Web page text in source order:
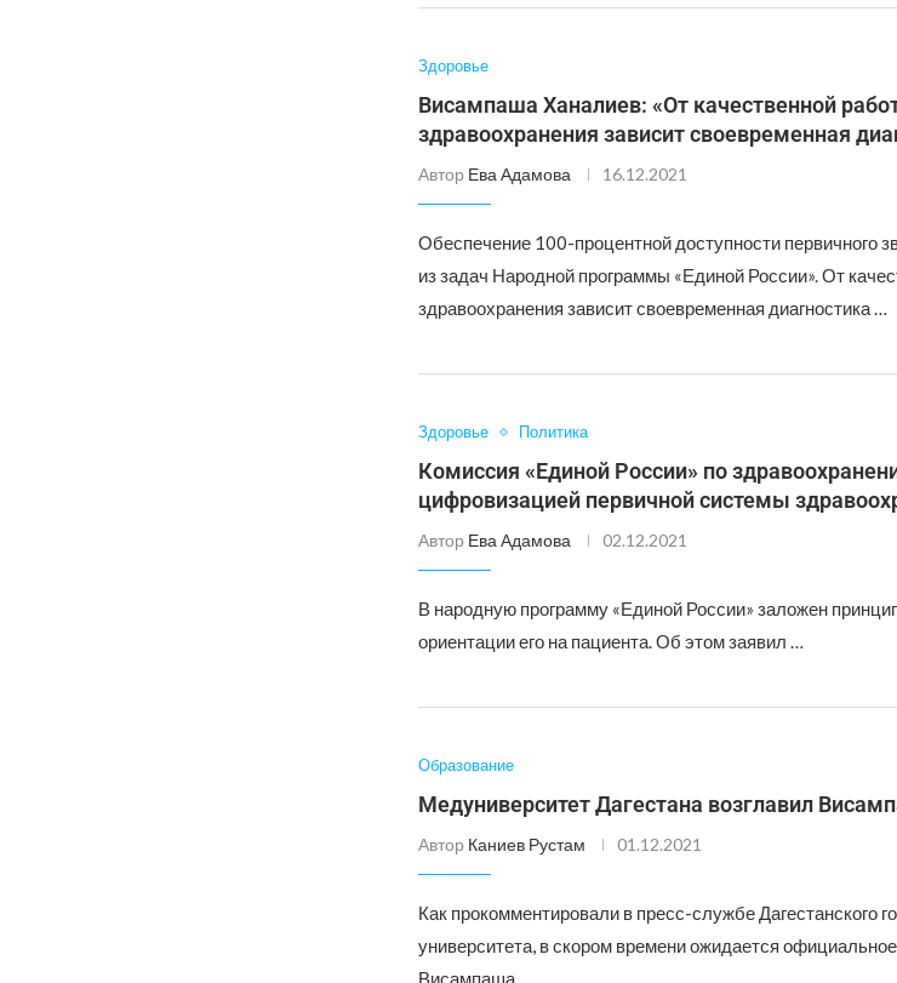
Здоровье
Висампаша Ханалиев: «От качественной
здравоохранения зависит своевременная
Автор Ева Адамова 16.12.2021
Обеспечение 100-процентной доступности первичного
из задач Народной программы «Единой России». От
здравоохранения зависит своевременная диагностика …
Здоровье Политика
Комиссия «Единой России» по
цифровизацией первичной системы
Автор Ева Адамова 02.12.2021
В народную программу «Единой России» заложен
ориентации его на пациента. Об этом заявил …
Образование
Медуниверситет Дагестана возглавил
Автор Каниев Рустам 01.12.2021
Как прокомментировали в пресс-службе Дагестанского
университета, в скором времени ожидается
Висампаша …